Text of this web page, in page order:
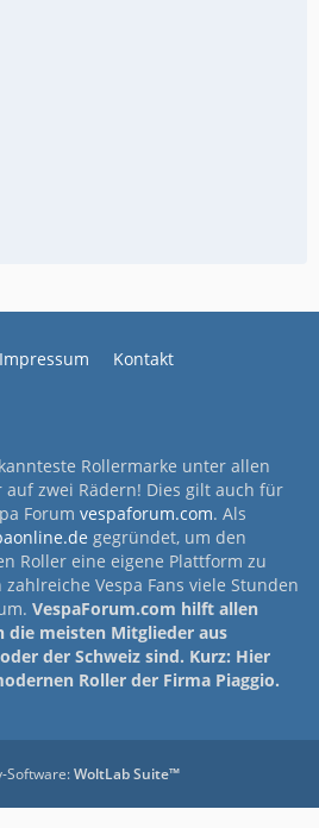
Impressum Kontakt
Rollermarke unter allen
zwei Rädern! Dies gilt auch für
Forum vespaforum.com. Als
gegründet, um den
Roller eine eigene Plattform zu
Vespa Fans viele Stunden
VespaForum.com hilft allen
die meisten Mitglieder aus
der Schweiz sind. Kurz: Hier
Roller der Firma Piaggio.
Software:WoltLab Suite™